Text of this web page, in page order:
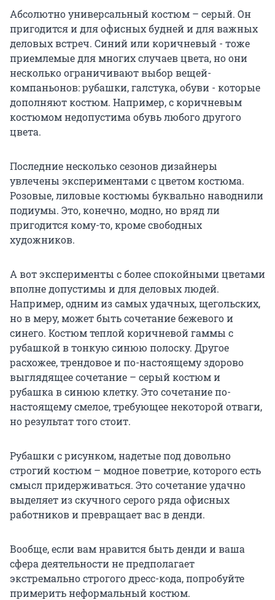
Абсолютно универсальный костюм – серый. Он
пригодится и для офисных будней и для важных
деловых встреч. Синий или коричневый - тоже
приемлемые для многих случаев цвета, но они
несколько ограничивают выбор вещей-
компаньонов: рубашки, галстука, обуви - которые
дополняют костюм. Например, с коричневым
костюмом недопустима обувь любого другого
цвета.
Последние несколько сезонов дизайнеры
увлечены экспериментами с цветом костюма.
Розовые, лиловые костюмы буквально наводнили
подиумы. Это, конечно, модно, но вряд ли
пригодится кому-то, кроме свободных
художников.
А вот эксперименты с более спокойными цветами
вполне допустимы и для деловых людей.
Например, одним из самых удачных, щегольских,
но в меру, может быть сочетание бежевого и
синего. Костюм теплой коричневой гаммы с
рубашкой в тонкую синюю полоску. Другое
расхожее, трендовое и по-настоящему здорово
выглядящее сочетание – серый костюм и
рубашка в синюю клетку. Это сочетание по-
настоящему смелое, требующее некоторой отваги,
но результат того стоит.
Рубашки с рисунком, надетые под довольно
строгий костюм – модное поветрие, которого есть
смысл придерживаться. Это сочетание удачно
выделяет из скучного серого ряда офисных
работников и превращает вас в денди.
Вообще, если вам нравится быть денди и ваша
сфера деятельности не предполагает
экстремально строгого дресс-кода, попробуйте
примерить неформальный костюм.